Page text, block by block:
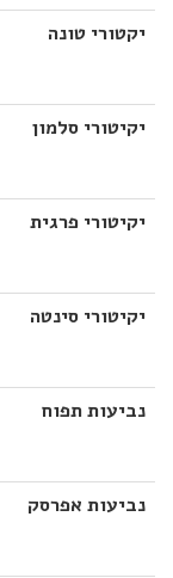
יקטורי טונה
יקיטורי סלמון
יקיטורי פרגית
יקיטורי סינטה
נביעות תפוח
נביעות אפרסק